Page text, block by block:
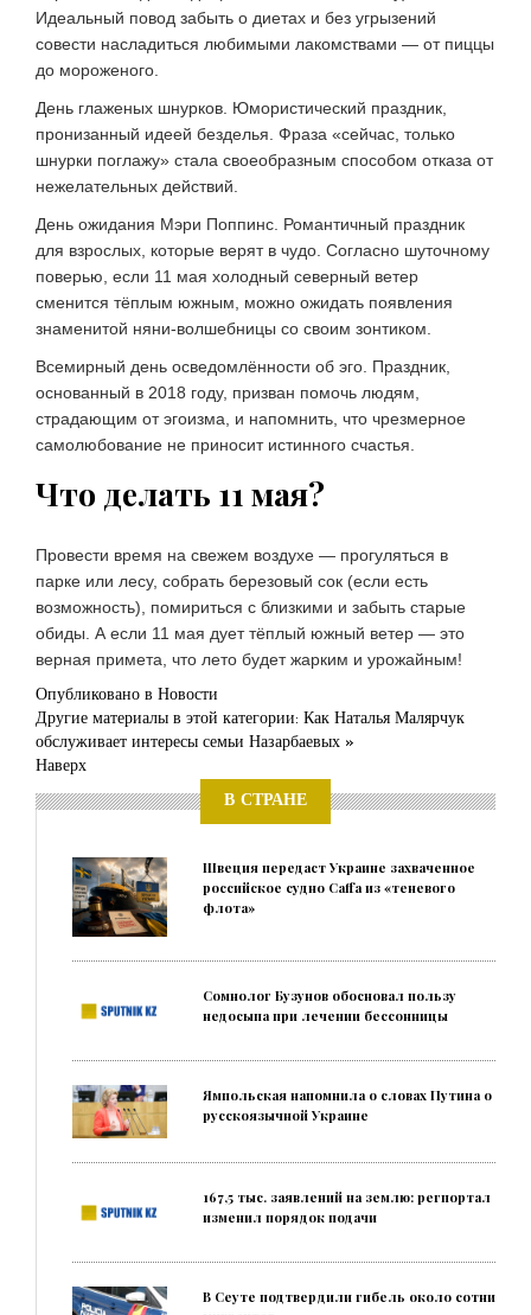
Идеальный повод забыть о диетах и без угрызений
совести насладиться любимыми лакомствами — от пиццы
до мороженого.
День глаженых шнурков. Юмористический праздник,
пронизанный идеей безделья. Фраза «сейчас, только
шнурки поглажу» стала своеобразным способом отказа от
нежелательных действий.
День ожидания Мэри Поппинс. Романтичный праздник
для взрослых, которые верят в чудо. Согласно шуточному
поверью, если 11 мая холодный северный ветер
сменится тёплым южным, можно ожидать появления
знаменитой няни-волшебницы со своим зонтиком.
Всемирный день осведомлённости об эго. Праздник,
основанный в 2018 году, призван помочь людям,
страдающим от эгоизма, и напомнить, что чрезмерное
самолюбование не приносит истинного счастья.
Что делать 11 мая?
Провести время на свежем воздухе — прогуляться в
парке или лесу, собрать березовый сок (если есть
возможность), помириться с близкими и забыть старые
обиды. А если 11 мая дует тёплый южный ветер — это
верная примета, что лето будет жарким и урожайным!
Опубликовано в Новости
Другие материалы в этой категории: Как Наталья Малярчук
обслуживает интересы семьи Назарбаевых »
Наверх
В СТРАНЕ
Швеция передаст Украине захваченное
российское судно Caffa из «теневого
флота»
Сомнолог Бузунов обосновал пользу
недосыпа при лечении бессонницы
Ямпольская напомнила о словах Путина о
русскоязычной Украине
167,5 тыс. заявлений на землю: регпортал
изменил порядок подачи
В Сеуте подтвердили гибель около сотни